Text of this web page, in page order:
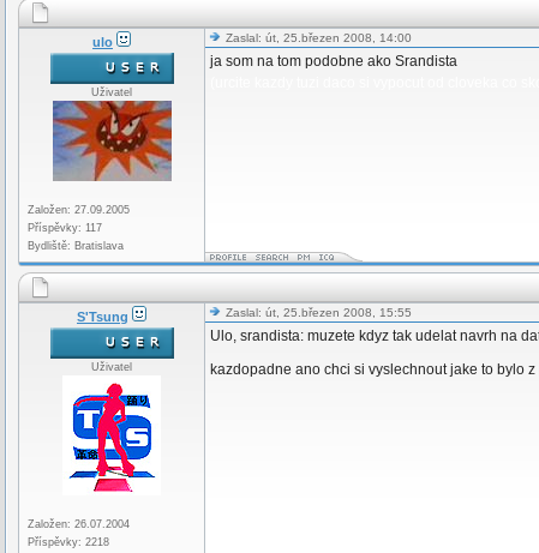
ulo
Uživatel
Založen: 27.09.2005
Příspěvky: 117
Bydliště: Bratislava
Zaslal: út, 25.březen 2008, 14:00
ja som na tom podobne ako Srandista
S'Tsung
Uživatel
Založen: 26.07.2004
Příspěvky: 2218
Zaslal: út, 25.březen 2008, 15:55
Ulo, srandista: muzete kdyz tak udelat navrh na
kazdopadne ano chci si vyslechnout jake to bylo